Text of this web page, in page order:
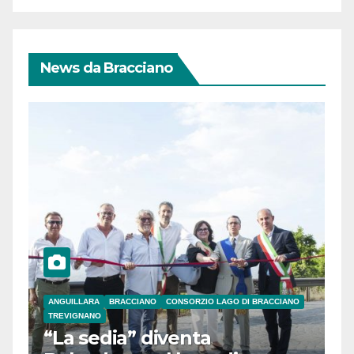
News da Bracciano
ANGUILLARA BRACCIANO
CONSORZIO LAGO DI BRACCIANO
TREVIGNANO
“La sedia” diventa